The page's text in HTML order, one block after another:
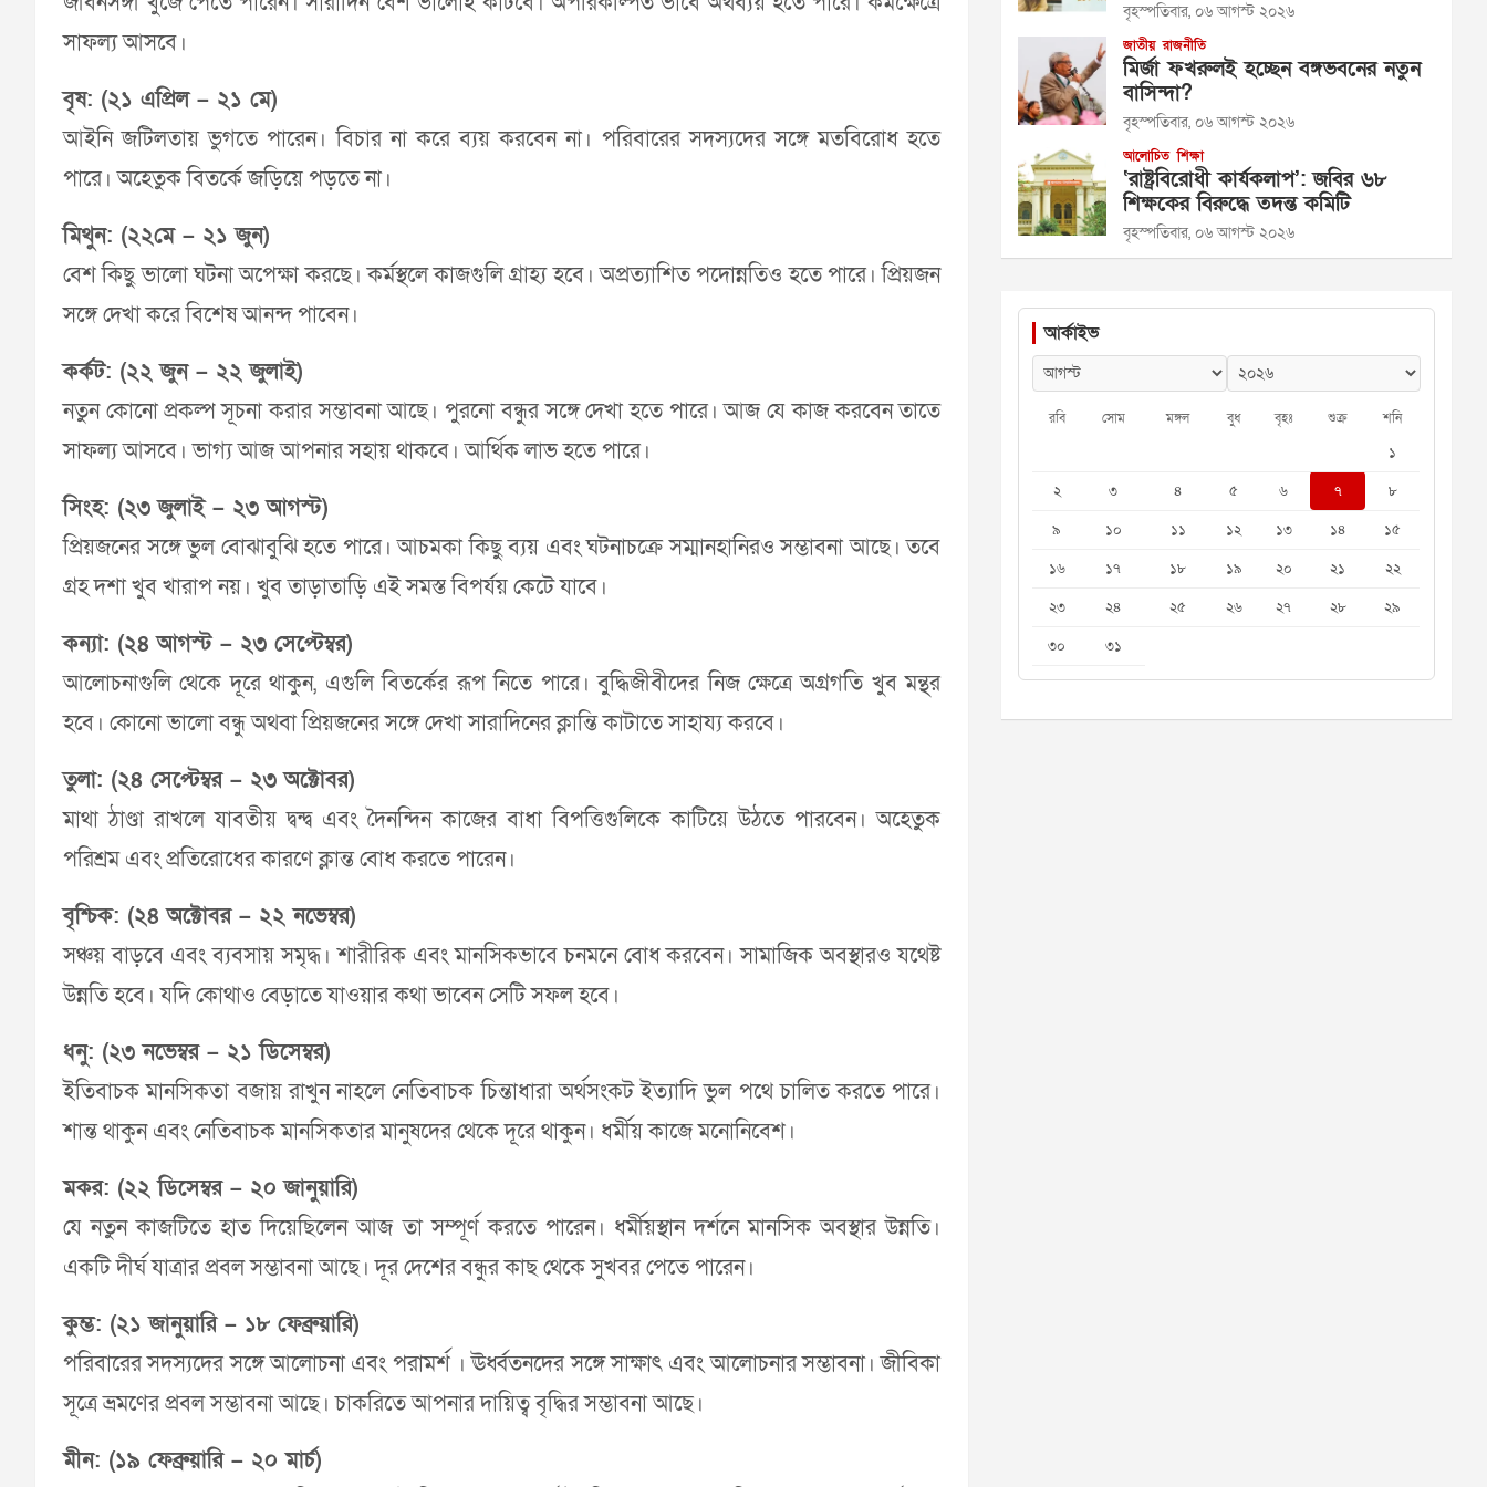
সাফল্য আসবে।
বৃষ: (২১ এপ্রিল – ২১ মে)
আইনি জটিলতায় ভুগতে পারেন। বিচার না করে ব্যয় করবেন না। পরিবারের সদস্যদের সঙ্গে মতবিরোধ হতে
পারে। অহেতুক বিতর্কে জড়িয়ে পড়তে না।
মিথুন: (২২মে – ২১ জুন)
বেশ কিছু ভালো ঘটনা অপেক্ষা করছে। কর্মস্থলে কাজগুলি গ্রাহ্য হবে। অপ্রত্যাশিত পদোন্নতিও হতে পারে। প্রিয়জন
সঙ্গে দেখা করে বিশেষ আনন্দ পাবেন।
কর্কট: (২২ জুন – ২২ জুলাই)
নতুন কোনো প্রকল্প সূচনা করার সম্ভাবনা আছে। পুরনো বন্ধুর সঙ্গে দেখা হতে পারে। আজ যে কাজ করবেন তাতে
সাফল্য আসবে। ভাগ্য আজ আপনার সহায় থাকবে। আর্থিক লাভ হতে পারে।
সিংহ: (২৩ জুলাই – ২৩ আগস্ট)
প্রিয়জনের সঙ্গে ভুল বোঝাবুঝি হতে পারে। আচমকা কিছু ব্যয় এবং ঘটনাচক্রে সম্মানহানিরও সম্ভাবনা আছে। তবে
গ্রহ দশা খুব খারাপ নয়। খুব তাড়াতাড়ি এই সমস্ত বিপর্যয় কেটে যাবে।
কন্যা: (২৪ আগস্ট – ২৩ সেপ্টেম্বর)
আলোচনাগুলি থেকে দূরে থাকুন, এগুলি বিতর্কের রূপ নিতে পারে। বুদ্ধিজীবীদের নিজ ক্ষেত্রে অগ্রগতি খুব মন্থর
হবে। কোনো ভালো বন্ধু অথবা প্রিয়জনের সঙ্গে দেখা সারাদিনের ক্লান্তি কাটাতে সাহায্য করবে।
তুলা: (২৪ সেপ্টেম্বর – ২৩ অক্টোবর)
মাথা ঠাণ্ডা রাখলে যাবতীয় দ্বন্দ্ব এবং দৈনন্দিন কাজের বাধা বিপত্তিগুলিকে কাটিয়ে উঠতে পারবেন। অহেতুক
পরিশ্রম এবং প্রতিরোধের কারণে ক্লান্ত বোধ করতে পারেন।
বৃশ্চিক: (২৪ অক্টোবর – ২২ নভেম্বর)
সঞ্চয় বাড়বে এবং ব্যবসায় সমৃদ্ধ। শারীরিক এবং মানসিকভাবে চনমনে বোধ করবেন। সামাজিক অবস্থারও যথেষ্ট
উন্নতি হবে। যদি কোথাও বেড়াতে যাওয়ার কথা ভাবেন সেটি সফল হবে।
ধনু: (২৩ নভেম্বর – ২১ ডিসেম্বর)
ইতিবাচক মানসিকতা বজায় রাখুন নাহলে নেতিবাচক চিন্তাধারা অর্থসংকট ইত্যাদি ভুল পথে চালিত করতে পারে।
শান্ত থাকুন এবং নেতিবাচক মানসিকতার মানুষদের থেকে দূরে থাকুন। ধর্মীয় কাজে মনোনিবেশ।
মকর: (২২ ডিসেম্বর – ২০ জানুয়ারি)
যে নতুন কাজটিতে হাত দিয়েছিলেন আজ তা সম্পূর্ণ করতে পারেন। ধর্মীয়স্থান দর্শনে মানসিক অবস্থার উন্নতি।
একটি দীর্ঘ যাত্রার প্রবল সম্ভাবনা আছে। দূর দেশের বন্ধুর কাছ থেকে সুখবর পেতে পারেন।
কুম্ভ: (২১ জানুয়ারি – ১৮ ফেব্রুয়ারি)
পরিবারের সদস্যদের সঙ্গে আলোচনা এবং পরামর্শ । ঊর্ধ্বতনদের সঙ্গে সাক্ষাৎ এবং আলোচনার সম্ভাবনা। জীবিকা
সূত্রে ভ্রমণের প্রবল সম্ভাবনা আছে। চাকরিতে আপনার দায়িত্ব বৃদ্ধির সম্ভাবনা আছে।
মীন: (১৯ ফেব্রুয়ারি – ২০ মার্চ)
বৃহস্পতিবার, ০৬ আগস্ট ২০২৬
জাতীয় রাজনীতি
মির্জা ফখরুলই হচ্ছেন বঙ্গভবনের নতুন
বাসিন্দা?
বৃহস্পতিবার, ০৬ আগস্ট ২০২৬
আলোচিত শিক্ষা
‘রাষ্ট্রবিরোধী কার্যকলাপ’: জবির ৬৮
শিক্ষকের বিরুদ্ধে তদন্ত কমিটি
বৃহস্পতিবার, ০৬ আগস্ট ২০২৬
আর্কাইভ
রবি সোম মঙ্গল বুধ বৃহঃ শুক্র শনি
১
২
৩ ৪ ৫ ৬ ৭
৮
৯
১০ ১১ ১২ ১৩ ১৪
১৫
১৬
১৭ ১৮ ১৯ ২০ ২১
২২
২৩
২৪ ২৫ ২৬ ২৭ ২৮
২৯
৩০
৩১